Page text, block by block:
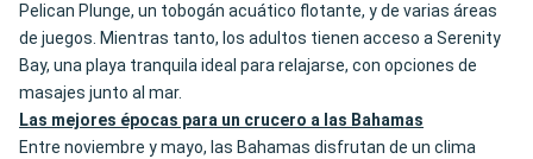
Pelican Plunge, un tobogán acuático flotante, y de varias áreas
de juegos. Mientras tanto, los adultos tienen acceso a Serenity
Bay, una playa tranquila ideal para relajarse, con opciones de
masajes junto al mar.
Las mejores épocas para un crucero a las Bahamas
Entre noviembre y mayo, las Bahamas disfrutan de un clima